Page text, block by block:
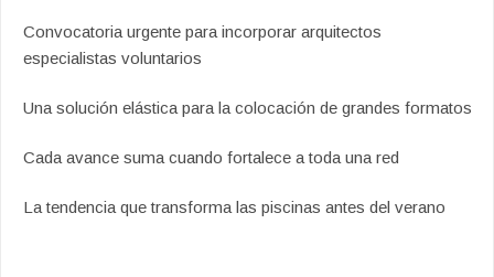
Convocatoria urgente para incorporar arquitectos
especialistas voluntarios
Una solución elástica para la colocación de grandes formatos
Cada avance suma cuando fortalece a toda una red
La tendencia que transforma las piscinas antes del verano